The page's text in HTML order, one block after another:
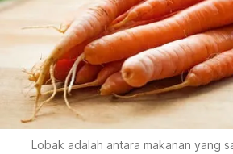
Lobak adalah antara makanan yang